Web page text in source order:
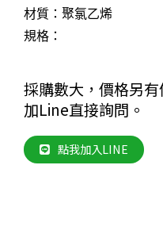
材質：聚氯乙烯
規格：
採購數大，價格另有
加Line直接詢問。
點我加入LINE